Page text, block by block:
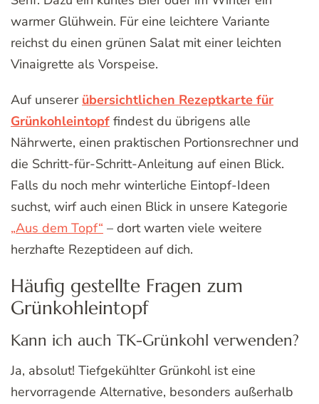
warmer Glühwein. Für eine leichtere Variante
reichst du einen grünen Salat mit einer leichten
Vinaigrette als Vorspeise.
Auf unserer übersichtlichen Rezeptkarte für
Grünkohleintopf findest du übrigens alle
Nährwerte, einen praktischen Portionsrechner und
die Schritt-für-Schritt-Anleitung auf einen Blick.
Falls du noch mehr winterliche Eintopf-Ideen
suchst, wirf auch einen Blick in unsere Kategorie
„Aus dem Topf“ – dort warten viele weitere
herzhafte Rezeptideen auf dich.
Häufig gestellte Fragen zum
Grünkohleintopf
Kann ich auch TK-Grünkohl verwenden?
Ja, absolut! Tiefgekühlter Grünkohl ist eine
hervorragende Alternative, besonders außerhalb